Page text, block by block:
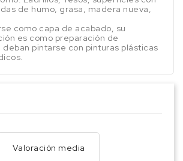
de humo, grasa, madera nueva,
como capa de acabado, su
es como preparación de
pintarse con pinturas plásticas
Valoración media